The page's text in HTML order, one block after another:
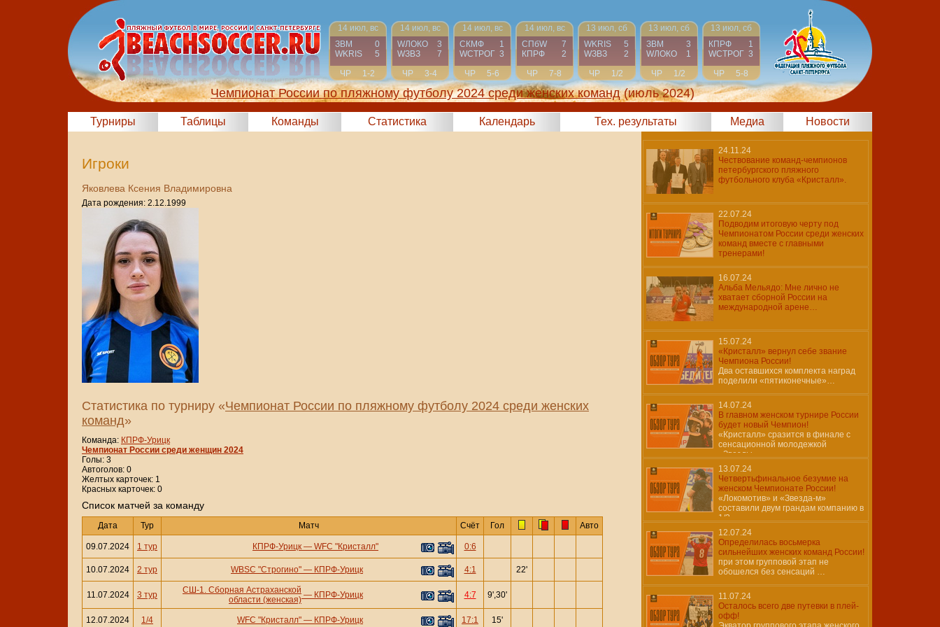
14 июл, вс
ЗВМ
0
WKRIS
5
ЧР
1-2
14 июл, вс
WЛОКО
3
WЗВЗ
7
ЧР
3-4
14 июл, вс
СКМФ
1
WCТРОГ 3
ЧР
5-6
14 июл, вс
СПбW
7
КПРФ
2
ЧР
7-8
13 июл, сб
WKRIS
5
WЗВЗ
2
ЧР
1/2
13 июл, сб
ЗВМ
3
WЛОКО
1
ЧР
1/2
13 июл, сб
КПРФ
1
WCТРОГ 3
ЧР
5-8
Чемпионат России по пляжному футболу 2024 среди женских команд (июль 2024)
Турниры Таблицы Команды Статистика Календарь Тех. результаты Медиа Новости
Игроки
Яковлева Ксения Владимировна
Дата рождения: 2.12.1999
Статистика по турниру «Чемпионат России по пляжному футболу 2024 среди женских
команд»
Команда: КПРФ-Урицк
Чемпионат России среди женщин 2024
Голы: 3
Автоголов: 0
Желтых карточек: 1
Красных карточек: 0
Cписок матчей за команду
Дата Тур Матч Счёт Гол Авто
09.07.2024 1 тур КПРФ-Урицк — WFC "Кристалл" 0:6
10.07.2024 2 тур WBSC "Строгино" — КПРФ-Урицк 4:1 22'
11.07.2024 3 тур
СШ-1. Сборная Астраханской
области (женская) — КПРФ-Урицк 4:7 9',30'
12.07.2024 1/4 WFC "Кристалл" — КПРФ-Урицк 17:1 15'
24.11.24
Чествование команд-чемпионов
петербургского пляжного
футбольного клуба «Кристалл».
22.07.24
Подводим итоговую черту под
Чемпионатом России среди женских
команд вместе с главными
тренерами!
16.07.24
Альба Мельядо: Мне лично не
хватает сборной России на
международной арене…
15.07.24
«Кристалл» вернул себе звание
Чемпиона России!
Два оставшихся комплекта наград
поделили «пятиконечные»…
14.07.24
В главном женском турнире России
будет новый Чемпион!
«Кристалл» сразится в финале с
сенсационной молодежкой
«Звезды»…
13.07.24
Четвертьфинальное безумие на
женском Чемпионате России!
«Локомотив» и «Звезда-м»
составили двум грандам компанию в
1/2…
12.07.24
Определилась восьмерка
сильнейших женских команд России!
при этом групповой этап не
обошелся без сенсаций …
11.07.24
Осталось всего две путевки в плей-
офф!